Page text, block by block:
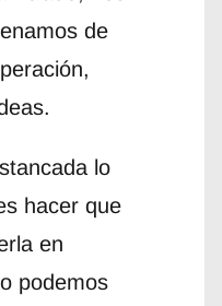
de
lo
hacer que
en
podemos